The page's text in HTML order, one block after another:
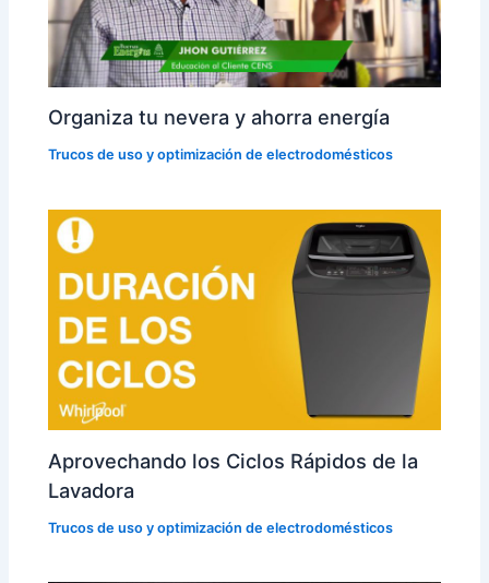
Organiza tu nevera y ahorra energía
Trucos de uso y optimización de electrodomésticos
Aprovechando los Ciclos Rápidos de la
Lavadora
Trucos de uso y optimización de electrodomésticos